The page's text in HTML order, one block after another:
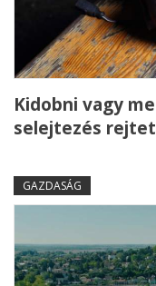
Kidobni vagy
selejtezés
GAZDASÁG